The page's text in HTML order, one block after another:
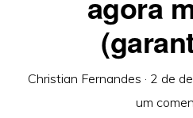
Christian Fernandes · 2 de
um